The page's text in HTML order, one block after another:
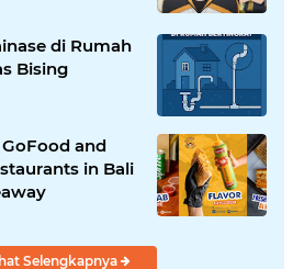
di Rumah
Bising
and
in Bali
Selengkapnya